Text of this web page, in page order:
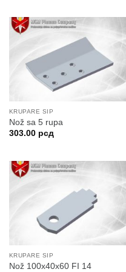
KRUPARE SIP
Nož sa 5 rupa
303.00 рсд
KRUPARE SIP
Nož 100x40x60 FI 14